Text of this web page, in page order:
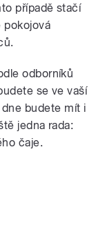
případě stačí
pokojová
odborníků
se ve vaší
budete mít i
jedna rada:
čaje.